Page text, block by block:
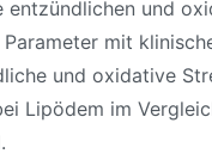
entzündlichen und
mit
und oxidative
Lipödem im